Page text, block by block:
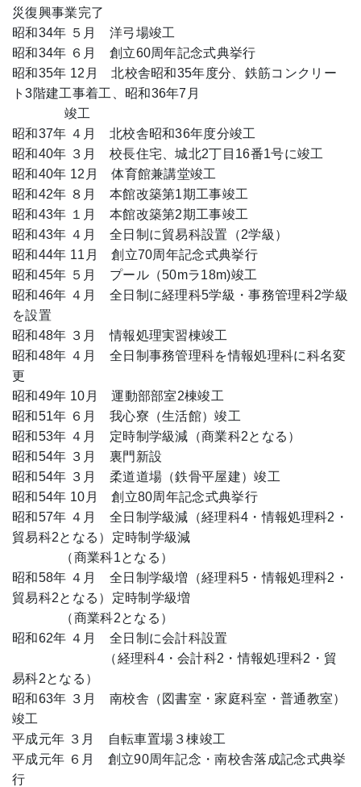
災復興事業完了
昭和34年 ５月 洋弓場竣工
昭和34年 ６月 創立60周年記念式典挙行
昭和35年 12月 北校舎昭和35年度分、鉄筋コンクリー
ト3階建工事着工、昭和36年7月
竣工
昭和37年 ４月 北校舎昭和36年度分竣工
昭和40年 ３月 校長住宅、城北2丁目16番1号に竣工
昭和40年 12月 体育館兼講堂竣工
昭和42年 ８月 本館改築第1期工事竣工
昭和43年 １月 本館改築第2期工事竣工
昭和43年 ４月 全日制に貿易科設置（2学級）
昭和44年 11月 創立70周年記念式典挙行
昭和45年 ５月 プール（50mラ18m)竣工
昭和46年 ４月 全日制に経理科5学級・事務管理科2学級
を設置
昭和48年 ３月 情報処理実習棟竣工
昭和48年 ４月 全日制事務管理科を情報処理科に科名変
更
昭和49年 10月 運動部部室2棟竣工
昭和51年 ６月 我心寮（生活館）竣工
昭和53年 ４月 定時制学級減（商業科2となる）
昭和54年 ３月 裏門新設
昭和54年 ３月 柔道道場（鉄骨平屋建）竣工
昭和54年 10月 創立80周年記念式典挙行
昭和57年 ４月 全日制学級減（経理科4・情報処理科2・
貿易科2となる）定時制学級減
（商業科1となる）
昭和58年 ４月 全日制学級増（経理科5・情報処理科2・
貿易科2となる）定時制学級増
（商業科2となる）
昭和62年 ４月 全日制に会計科設置
（経理科4・会計科2・情報処理科2・貿
易科2となる）
昭和63年 ３月 南校舎（図書室・家庭科室・普通教室）
竣工
平成元年 ３月 自転車置場３棟竣工
平成元年 ６月 創立90周年記念・南校舎落成記念式典挙
行